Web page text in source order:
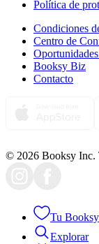
Política de
Condiciones
Centro de
Booksy Biz
Contacto
© 2026 Booksy Inc.
Tu Booksy
Explorar